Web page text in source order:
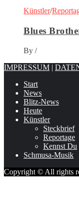
Künstler/
Blues
By /
IMPRESSUM
Start
News
Blitz-News
Heute
Künstler
Steckbrief
Reportage
Kennst Du
Schmusa-Musik
Copyright © All rights